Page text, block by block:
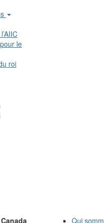
le
roi
Qui